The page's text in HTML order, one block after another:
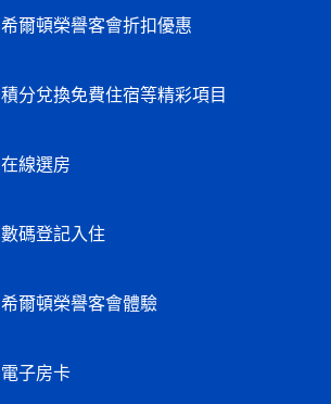
希爾頓榮譽客會折扣優惠
積分兌換免費住宿等精彩項目
在線選房
數碼登記入住
希爾頓榮譽客會體驗
電子房卡